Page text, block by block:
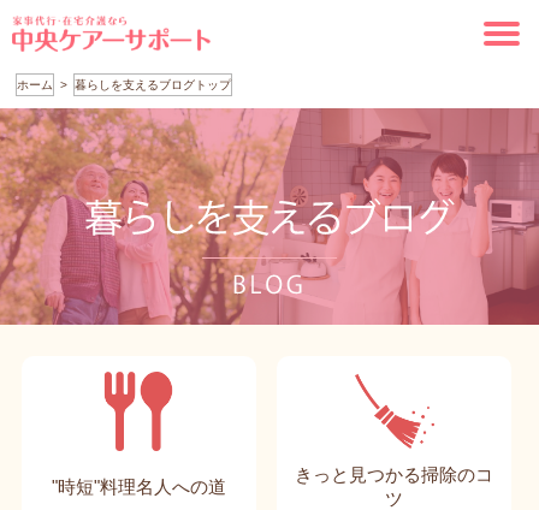
ホーム 暮らしを支えるブログトップ
"時短"料理名人への道
きっと見つかる掃除のコ
ツ